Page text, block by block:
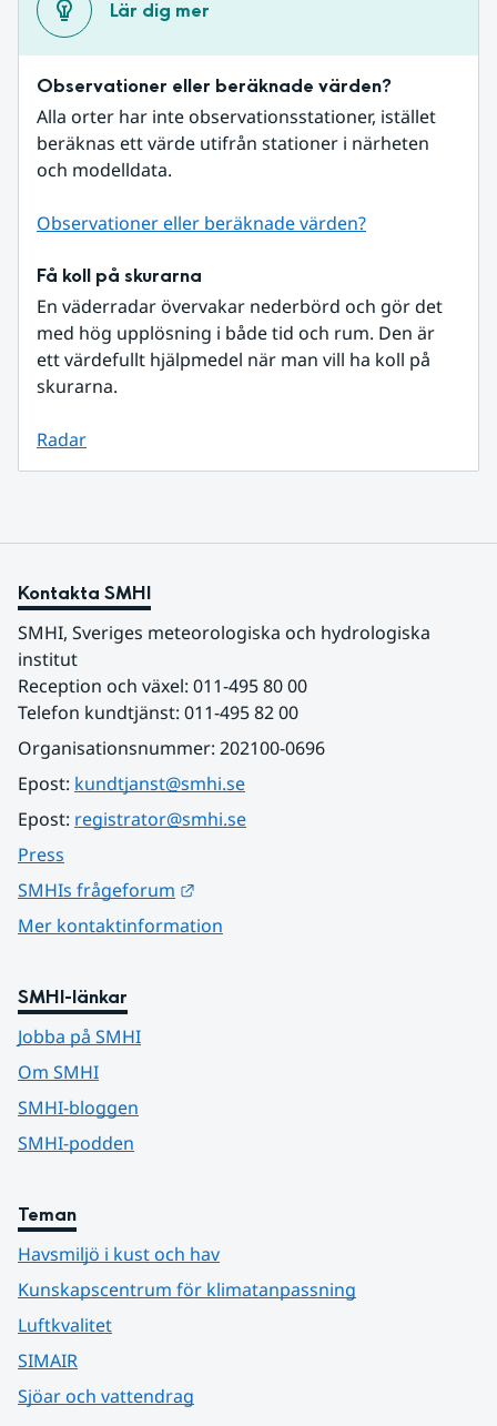
Lär dig mer
Observationer eller beräknade värden?
Alla orter har inte observationsstationer, istället
beräknas ett värde utifrån stationer i närheten
och modelldata.
Observationer eller beräknade värden?
Få koll på skurarna
En väderradar övervakar nederbörd och gör det
med hög upplösning i både tid och rum. Den är
ett värdefullt hjälpmedel när man vill ha koll på
skurarna.
Radar
Kontakta SMHI
SMHI, Sveriges meteorologiska och hydrologiska
institut
Reception och växel: 011-495 80 00
Telefon kundtjänst: 011-495 82 00
Organisationsnummer: 202100-0696
Epost: kundtjanst@smhi.se
Epost: registrator@smhi.se
Press
SMHIs frågeforum
Mer kontaktinformation
SMHI-länkar
Jobba på SMHI
Om SMHI
SMHI-bloggen
SMHI-podden
Teman
Havsmiljö i kust och hav
Kunskapscentrum för klimatanpassning
Luftkvalitet
SIMAIR
Sjöar och vattendrag